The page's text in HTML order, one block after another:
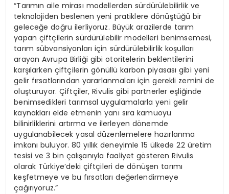
“Tarımın aile mirası modellerden sürdürülebilirlik ve
teknolojiden beslenen yeni pratiklere dönüştüğü bir
geleceğe doğru ilerliyoruz. Büyük arazilerde tarım
yapan çiftçilerin sürdürülebilir modelleri benimsemesi,
tarım sübvansiyonları için sürdürülebilirlik koşulları
arayan Avrupa Birliği gibi otoritelerin beklentilerini
karşılarken çiftçilerin gönüllü karbon piyasası gibi yeni
gelir fırsatlarından yararlanmaları için gerekli zemini de
oluşturuyor. Çiftçiler, Rivulis gibi partnerler eşliğinde
benimsedikleri tarımsal uygulamalarla yeni gelir
kaynakları elde etmenin yanı sıra kamuoyu
bilinirliklerini artırma ve ilerleyen dönemde
uygulanabilecek yasal düzenlemelere hazırlanma
imkanı buluyor. 80 yıllık deneyimle 15 ülkede 22 üretim
tesisi ve 3 bin çalışanıyla faaliyet gösteren Rivulis
olarak Türkiye’deki çiftçileri de dönüşen tarımı
keşfetmeye ve bu fırsatları değerlendirmeye
çağırıyoruz.”